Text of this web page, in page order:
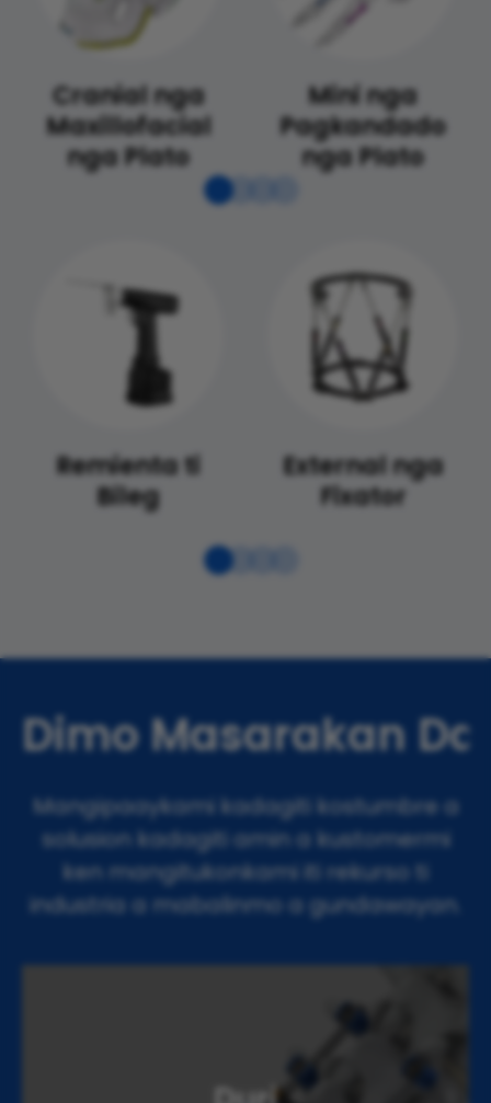
Cranial nga
Maxillofacial
nga Plato
Mini nga
Pagkandado
nga Plato
Remienta ti
Bileg
External nga
Fixator
Dimo Masarakan
Mangipaaykami kadagiti kostumbre a
solusion kadagiti amin a kustomermi
ken mangitukonkami iti rekurso ti
industria a mabalinmo a gundawayan.